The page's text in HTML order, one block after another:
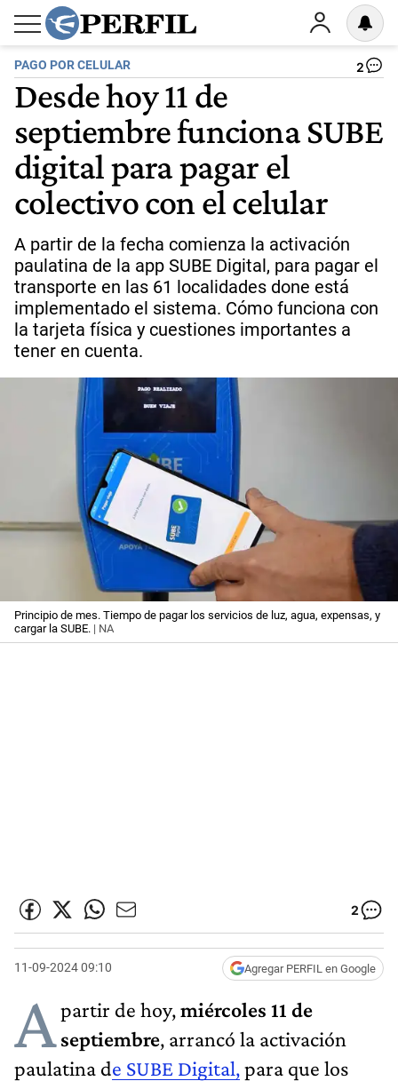
PAGO POR CELULAR 2
Desde hoy 11 de
septiembre funciona SUBE
digital para pagar el
colectivo con el celular
A partir de la fecha comienza la activación
paulatina de la app SUBE Digital, para pagar el
transporte en las 61 localidades done está
implementado el sistema. Cómo funciona con
la tarjeta física y cuestiones importantes a
tener en cuenta.
Principio de mes. Tiempo de pagar los servicios de luz, agua, expensas, y
cargar la SUBE. | NA
2
11-09-2024 09:10 Agregar PERFIL en Google
Apartir de hoy,miércoles 11 de
septiembre, arrancó la activación
paulatina de SUBE Digital,para que los